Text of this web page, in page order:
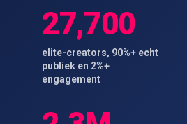
27,700
elite-creators, 90%+ echt
publiek en 2%+
engagement